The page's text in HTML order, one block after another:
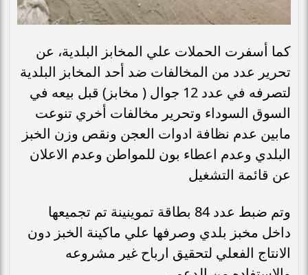
كما أسفرت الحملات علي المخابز البلدية، عن
تحرير عدد من المخالفات ضد أحد المخابز البلدية
لتصرفه في عدد 12 جوال ( مخابز) قبل بيعه في
السوق السوداء وتحرير مخالفات أخري تنوعت
مابين عدم نظافة ادوات العجن ونقص وزن الخبز
البلدي وعدم اعطاء بون للمواطن وعدم الاعلان
عن قائمة التشغيل
وتم ضبط عدد 84 بطاقة تموينينة تم تجميعها
داخل مخبز بلدي وصرفها علي ماكينة الخبز دون
الانتاج الفعلي لتحقيق ارباح غير مشروعه